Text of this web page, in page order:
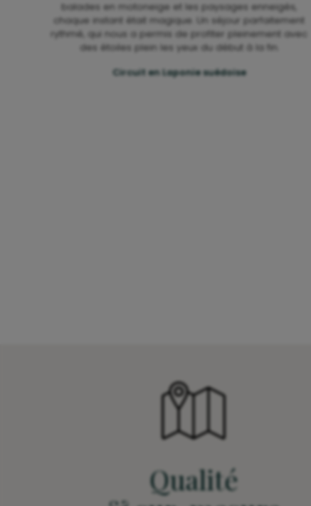
balades en motoneige et les paysages enneigés,
chaque instant était magique
Un séjour parfaitement
rythmé, qui nous a permis de profiter pleinement avec
des étoiles plein les yeux du début à la fin.
Circuit en Laponie suédoise
Qualité